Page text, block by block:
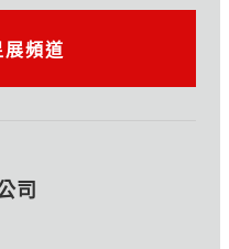
展頻道
司